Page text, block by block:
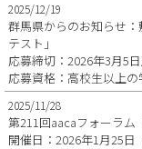
2025/12/19
群馬県からのお知らせ
テスト」
応募締切：2026年3月5
応募資格：高校生以上の
2025/11/28
第211回aacaフォーラム
開催日：2026年1月25